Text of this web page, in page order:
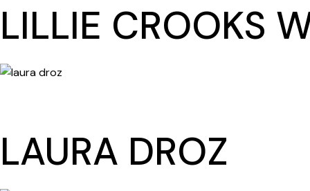
LILLIE CROOKS
LAURA DROZ